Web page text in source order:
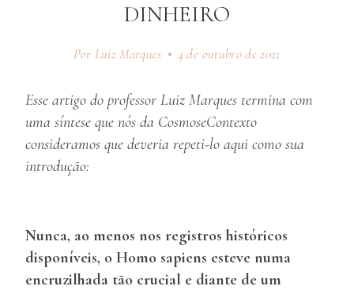
DINHEIRO
Por Luiz Marques 4 de outubro de 2021
Esse artigo do professor Luiz Marques termina com
uma síntese que nós da CosmoseContexto
consideramos que deveria repeti-lo aqui como sua
introdução:
Nunca, ao menos nos registros históricos
disponíveis, o Homo sapiens esteve numa
encruzilhada tão crucial e diante de um